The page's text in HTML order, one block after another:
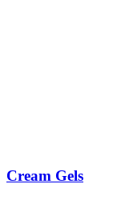
Cream Gels